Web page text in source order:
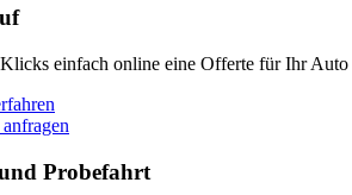
einfach online eine Offerte für Ihr Auto
Probefahrt